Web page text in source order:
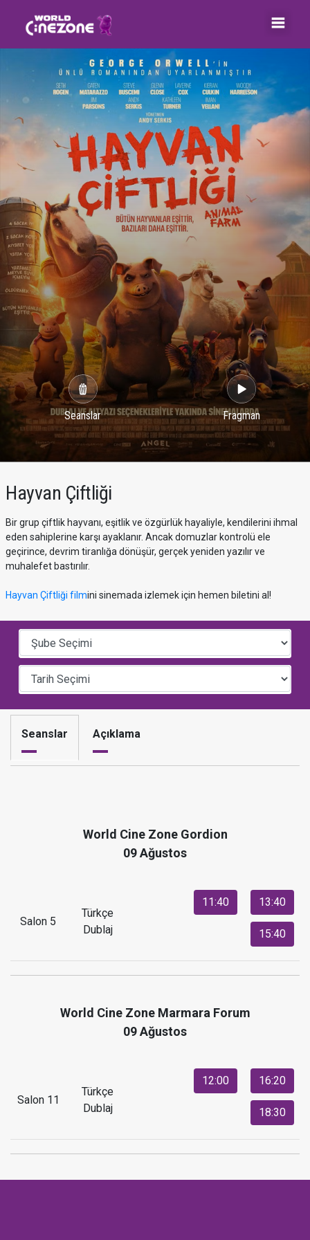
Seanslar Fragman
Hayvan Çiftliği
Bir grup çiftlik hayvanı, eşitlik ve özgürlük hayaliyle, kendilerini ihmal
eden sahiplerine karşı ayaklanır. Ancak domuzlar kontrolü ele
geçirince, devrim tiranlığa dönüşür, gerçek yeniden yazılır ve
muhalefet bastırılır.
Hayvan Çiftliği filmini sinemada izlemek için hemen biletini al!
Seanslar Açıklama
World Cine Zone Gordion
09 Ağustos
Salon 5
Türkçe
Dublaj
11:40 13:40
15:40
World Cine Zone Marmara Forum
09 Ağustos
Salon 11
Türkçe
Dublaj
12:00 16:20
18:30